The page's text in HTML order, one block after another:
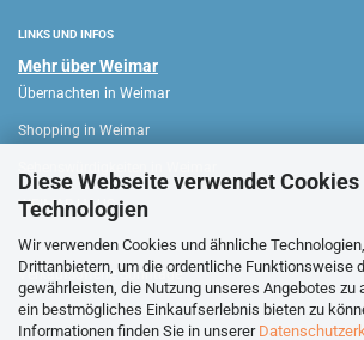
Diese Webseite verwendet
Technologien
Wir verwenden Cookies und ähnliche
Drittanbietern, um die ordentliche Funktionsweise
gewährleisten, die Nutzung unseres Angebotes zu
ein bestmögliches Einkaufserlebnis bieten zu
Informationen finden Sie in unserer
LINKS UND INFOS
Mehr über Weimar
Übernachten in Weimar
Shopping in Weimar
WEIMAR HAUS
Verkaufsoffene Sonntage
Stadtführungen Weimar